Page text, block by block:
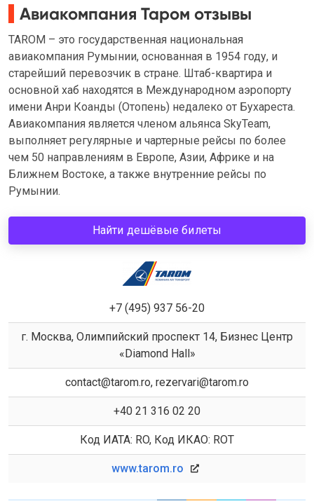
Авиакомпания Таром отзывы
TAROM – это государственная национальная
авиакомпания Румынии, основанная в 1954 году, и
старейший перевозчик в стране. Штаб-квартира и
основной хаб находятся в Международном аэропорту
имени Анри Коанды (Отопень) недалеко от Бухареста.
Авиакомпания является членом альянса SkyTeam,
выполняет регулярные и чартерные рейсы по более
чем 50 направлениям в Европе, Азии, Африке и на
Ближнем Востоке, а также внутренние рейсы по
Румынии.
Найти дешёвые билеты
+7 (495) 937 56-20
г. Москва, Олимпийский проспект 14, Бизнес Центр
«Diamond Hall»
contact@tarom.ro, rezervari@tarom.ro
+40 21 316 02 20
Код ИАТА: RO, Код ИКАО: ROT
www.tarom.ro